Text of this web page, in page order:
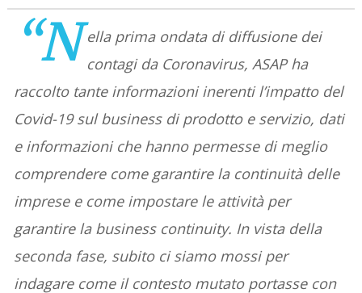
“N ella prima ondata di diffusione dei
contagi da Coronavirus, ASAP ha
raccolto tante informazioni inerenti l’impatto del
Covid-19 sul business di prodotto e servizio, dati
e informazioni che hanno permesse di meglio
comprendere come garantire la continuità delle
imprese e come impostare le attività per
garantire la business continuity. In vista della
seconda fase, subito ci siamo mossi per
indagare come il contesto mutato portasse con